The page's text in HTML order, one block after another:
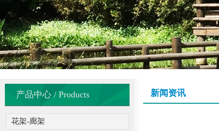
产品中心 / Products
花架-廊架
新闻资讯